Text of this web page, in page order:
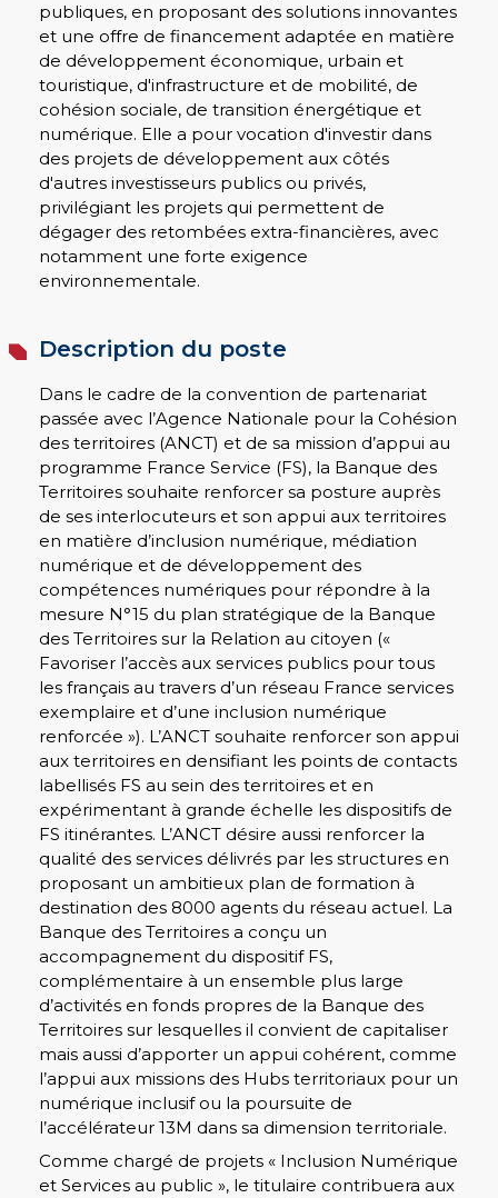
publiques, en proposant des solutions innovantes
et une offre de financement adaptée en matière
de développement économique, urbain et
touristique, d'infrastructure et de mobilité, de
cohésion sociale, de transition énergétique et
numérique. Elle a pour vocation d'investir dans
des projets de développement aux côtés
d'autres investisseurs publics ou privés,
privilégiant les projets qui permettent de
dégager des retombées extra-financières, avec
notamment une forte exigence
environnementale.
Description du poste
Dans le cadre de la convention de partenariat
passée avec l’Agence Nationale pour la Cohésion
des territoires (ANCT) et de sa mission d’appui au
programme France Service (FS), la Banque des
Territoires souhaite renforcer sa posture auprès
de ses interlocuteurs et son appui aux territoires
en matière d’inclusion numérique, médiation
numérique et de développement des
compétences numériques pour répondre à la
mesure N°15 du plan stratégique de la Banque
des Territoires sur la Relation au citoyen («
Favoriser l’accès aux services publics pour tous
les français au travers d’un réseau France services
exemplaire et d’une inclusion numérique
renforcée »). L’ANCT souhaite renforcer son appui
aux territoires en densifiant les points de contacts
labellisés FS au sein des territoires et en
expérimentant à grande échelle les dispositifs de
FS itinérantes. L’ANCT désire aussi renforcer la
qualité des services délivrés par les structures en
proposant un ambitieux plan de formation à
destination des 8000 agents du réseau actuel. La
Banque des Territoires a conçu un
accompagnement du dispositif FS,
complémentaire à un ensemble plus large
d’activités en fonds propres de la Banque des
Territoires sur lesquelles il convient de capitaliser
mais aussi d’apporter un appui cohérent, comme
l’appui aux missions des Hubs territoriaux pour un
numérique inclusif ou la poursuite de
l’accélérateur 13M dans sa dimension territoriale.
Comme chargé de projets « Inclusion Numérique
et Services au public », le titulaire contribuera aux